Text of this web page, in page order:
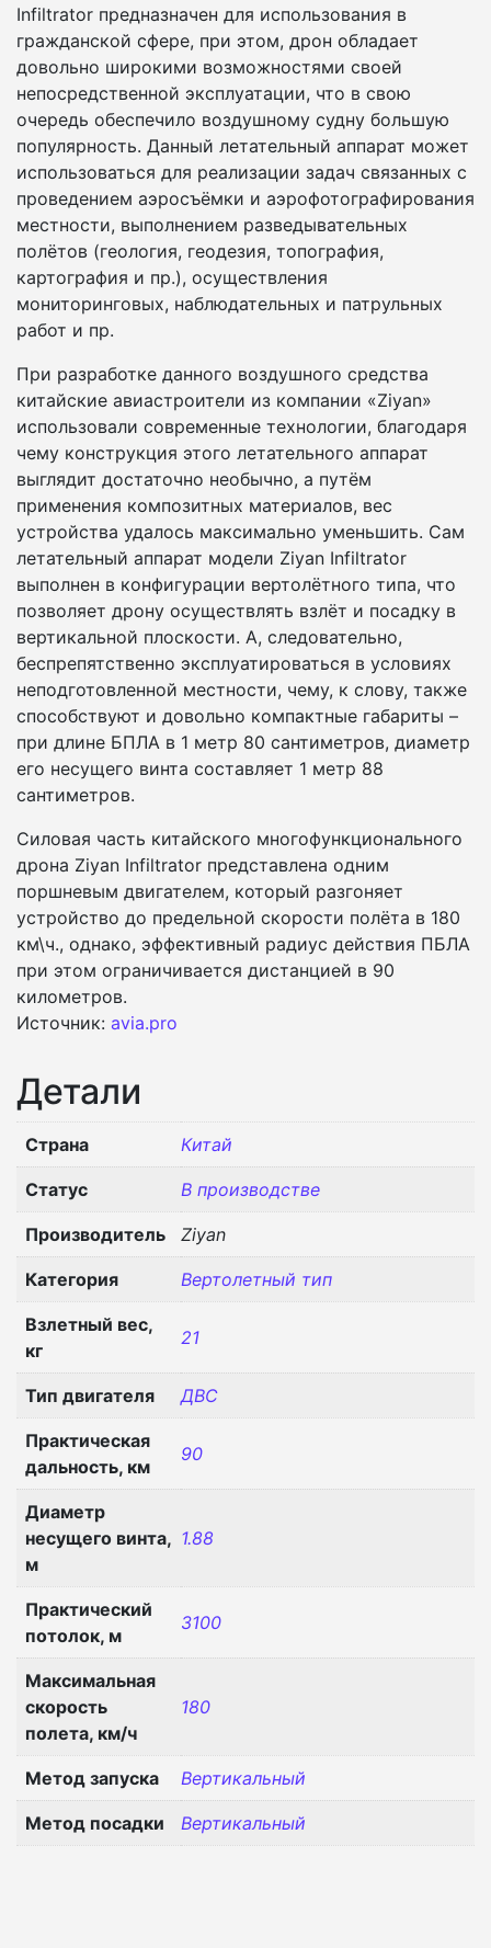
Infiltrator предназначен для использования в
гражданской сфере, при этом, дрон обладает
довольно широкими возможностями своей
непосредственной эксплуатации, что в свою
очередь обеспечило воздушному судну большую
популярность. Данный летательный аппарат может
использоваться для реализации задач связанных с
проведением аэросъёмки и аэрофотографирования
местности, выполнением разведывательных
полётов (геология, геодезия, топография,
картография и пр.), осуществления
мониторинговых, наблюдательных и патрульных
работ и пр.
При разработке данного воздушного средства
китайские авиастроители из компании «Ziyan»
использовали современные технологии, благодаря
чему конструкция этого летательного аппарат
выглядит достаточно необычно, а путём
применения композитных материалов, вес
устройства удалось максимально уменьшить. Сам
летательный аппарат модели Ziyan Infiltrator
выполнен в конфигурации вертолётного типа, что
позволяет дрону осуществлять взлёт и посадку в
вертикальной плоскости. А, следовательно,
беспрепятственно эксплуатироваться в условиях
неподготовленной местности, чему, к слову, также
способствуют и довольно компактные габариты –
при длине БПЛА в 1 метр 80 сантиметров, диаметр
его несущего винта составляет 1 метр 88
сантиметров.
Силовая часть китайского многофункционального
дрона Ziyan Infiltrator представлена одним
поршневым двигателем, который разгоняет
устройство до предельной скорости полёта в 180
км\ч., однако, эффективный радиус действия ПБЛА
при этом ограничивается дистанцией в 90
километров.
Источник: avia.pro
Детали
Страна Китай
Статус В производстве
Производитель Ziyan
Категория Вертолетный тип
Взлетный вес,
кг
21
Тип двигателя ДВС
Практическая
дальность, км
90
Диаметр
несущего винта,
м
1.88
Практический
потолок, м
3100
Максимальная
скорость
полета, км/ч
180
Метод запуска Вертикальный
Метод посадки Вертикальный